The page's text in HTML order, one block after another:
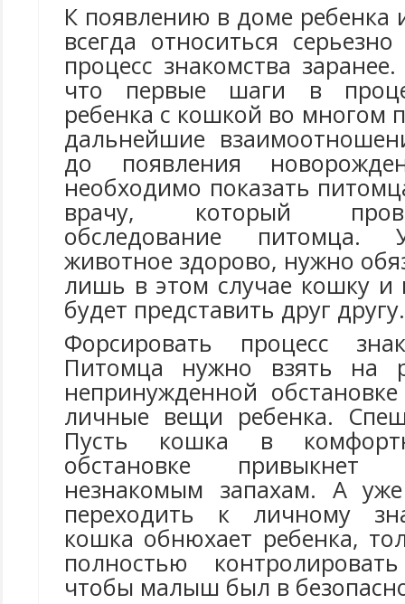
К появлению в доме
всегда относиться
процесс знакомства
что первые шаги в
ребенка с кошкой во многом
дальнейшие
до появления
необходимо показать
врачу, который
обследование питомца.
животное здорово, нужно
лишь в этом случае кошку
будет представить друг другу.
Форсировать процесс
Питомца нужно взять на
непринужденной
личные вещи ребенка.
Пусть кошка в
обстановке привыкнет
незнакомым запахам. А
переходить к личному
кошка обнюхает ребенка,
полностью
чтобы малыш был в